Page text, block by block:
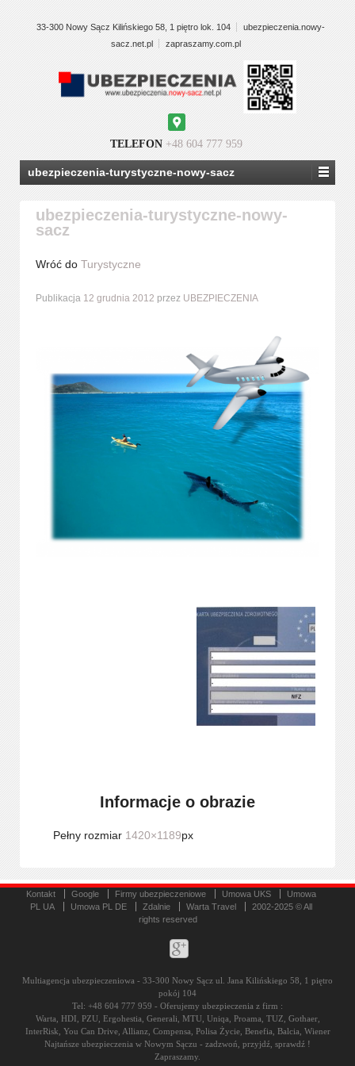
33-300 Nowy Sącz Kilińskiego 58, 1 piętro lok. 104
ubezpieczenia.nowy-
sacz.net.pl
zapraszamy.com.pl
Maps
TELEFON +48 604 777 959
ubezpieczenia-turystyczne-nowy-sacz
ubezpieczenia-turystyczne-nowy-
sacz
Wróć do Turystyczne
Publikacja 12 grudnia 2012 przez UBEZPIECZENIA
Informacje o obrazie
Pełny rozmiar 1420×1189px
Kontakt Google Firmy ubezpieczeniowe Umowa UKS
Umowa
PL UA
Umowa PL DE Zdalnie Warta Travel
2002-2025 © All
rights reserved
Multiagencja ubezpieczeniowa - 33-300 Nowy Sącz ul. Jana Kilińskiego 58, 1 piętro
pokój 104
Tel: +48 604 777 959 - Oferujemy ubezpieczenia z firm :
Warta, HDI, PZU, Ergohestia, Generali, MTU, Uniqa, Proama, TUZ, Gothaer,
InterRisk, You Can Drive, Allianz, Compensa, Polisa Życie, Benefia, Balcia, Wiener
Najtańsze ubezpieczenia w Nowym Sączu - zadzwoń, przyjdź, sprawdź !
Zapraszamy.